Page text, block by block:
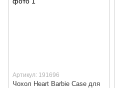
Артикул: 191696
Чохол Heart Barbie Case для